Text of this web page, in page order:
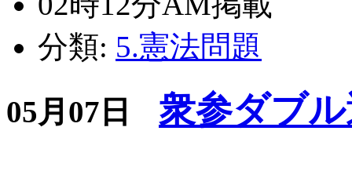
分類: 5.憲法問題
05月07日
衆参ダブ